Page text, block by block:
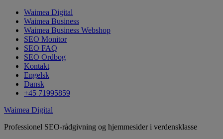
Waimea Digital
Waimea Business
Waimea Business Webshop
SEO Monitor
SEO FAQ
SEO Ordbog
Kontakt
Engelsk
Dansk
+45 71995859
Waimea Digital
Professionel SEO-rådgivning og hjemmesider i verdensklasse